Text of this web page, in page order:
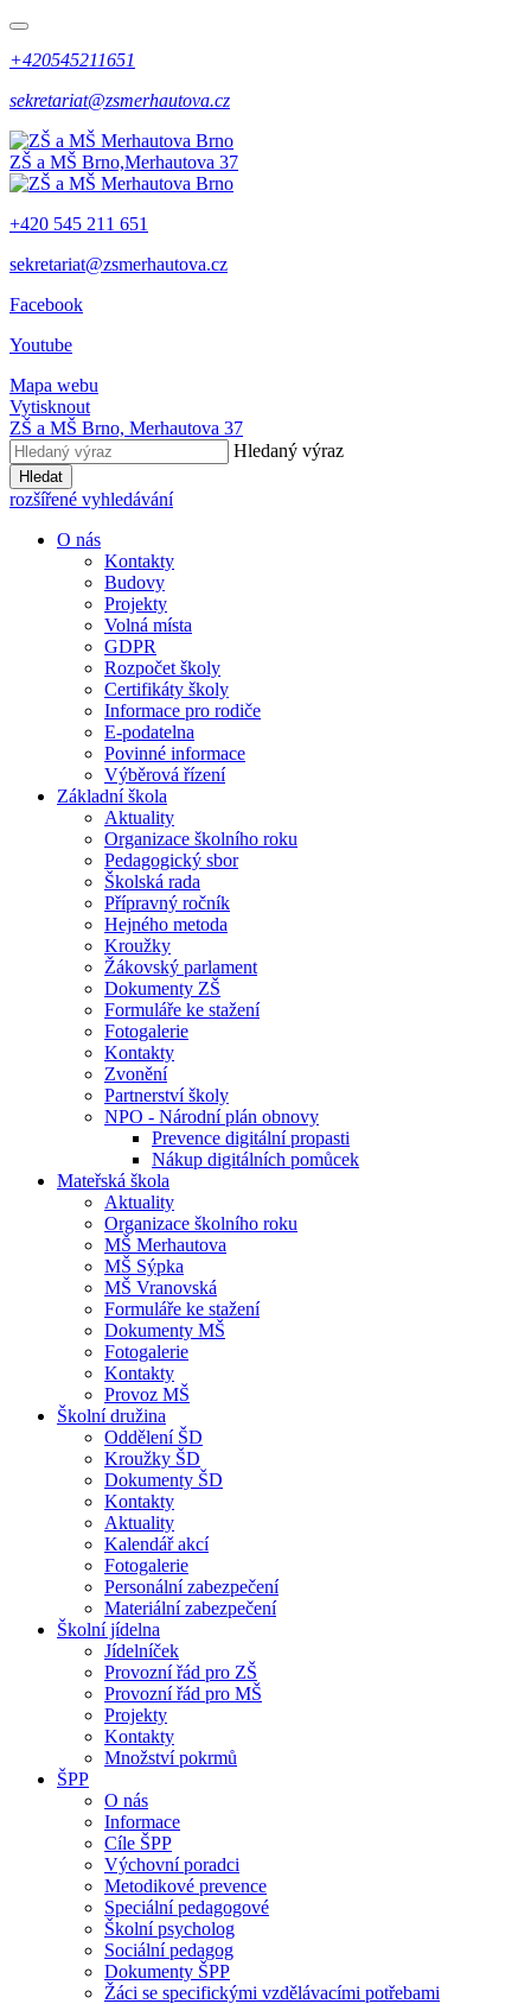
+420545211651
sekretariat@zsmerhautova.cz
ZŠ a MŠ Brno,Merhautova 37
+420 545 211 651
sekretariat@zsmerhautova.cz
Facebook
Youtube
Mapa webu
Vytisknout
ZŠ a MŠ Brno, Merhautova 37
Hledaný výraz
Hledat
rozšířené vyhledávání
O nás
Kontakty
Budovy
Projekty
Volná místa
GDPR
Rozpočet školy
Certifikáty školy
Informace pro rodiče
E-podatelna
Povinné informace
Výběrová řízení
Základní škola
Aktuality
Organizace školního roku
Pedagogický sbor
Školská rada
Přípravný ročník
Hejného metoda
Kroužky
Žákovský parlament
Dokumenty ZŠ
Formuláře ke stažení
Fotogalerie
Kontakty
Zvonění
Partnerství školy
NPO - Národní plán obnovy
Prevence digitální propasti
Nákup digitálních pomůcek
Mateřská škola
Aktuality
Organizace školního roku
MŠ Merhautova
MŠ Sýpka
MŠ Vranovská
Formuláře ke stažení
Dokumenty MŠ
Fotogalerie
Kontakty
Provoz MŠ
Školní družina
Oddělení ŠD
Kroužky ŠD
Dokumenty ŠD
Kontakty
Aktuality
Kalendář akcí
Fotogalerie
Personální zabezpečení
Materiální zabezpečení
Školní jídelna
Jídelníček
Provozní řád pro ZŠ
Provozní řád pro MŠ
Projekty
Kontakty
Množství pokrmů
ŠPP
O nás
Informace
Cíle ŠPP
Výchovní poradci
Metodikové prevence
Speciální pedagogové
Školní psycholog
Sociální pedagog
Dokumenty ŠPP
Žáci se specifickými vzdělávacími potřebami